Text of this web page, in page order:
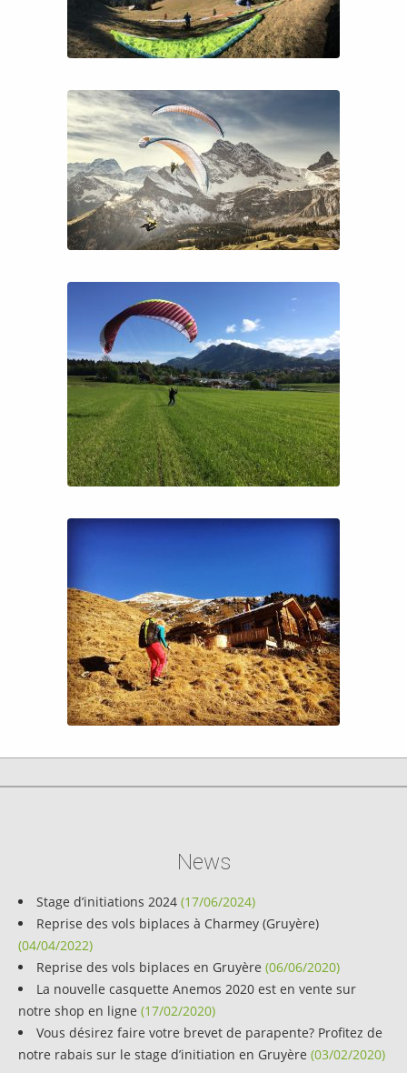
News
Stage d’initiations 2024 (17/06/2024)
Reprise des vols biplaces à Charmey (Gruyère)
(04/04/2022)
Reprise des vols biplaces en Gruyère (06/06/2020)
La nouvelle casquette Anemos 2020 est en vente sur
notre shop en ligne (17/02/2020)
Vous désirez faire votre brevet de parapente? Profitez de
notre rabais sur le stage d’initiation en Gruyère (03/02/2020)